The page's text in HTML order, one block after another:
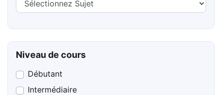
Niveau de cours
Débutant
Intermédiaire